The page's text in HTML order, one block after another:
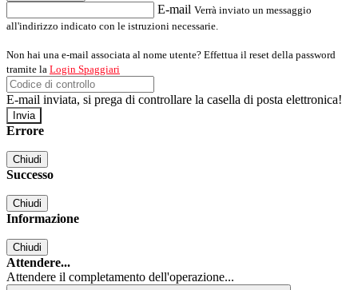
E-mail Verrà inviato un messaggio
all'indirizzo indicato con le istruzioni necessarie.
Non hai una e-mail associata al nome utente? Effettua il reset della password
tramite la Login Spaggiari
E-mail inviata, si prega di controllare la casella di posta elettronica!
Errore
Chiudi
Successo
Chiudi
Informazione
Chiudi
Attendere...
Attendere il completamento dell'operazione...